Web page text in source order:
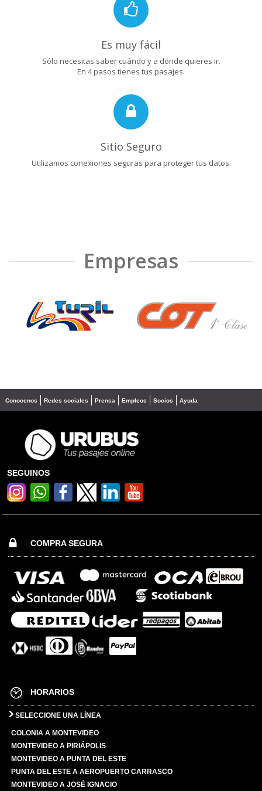
Es muy fácil
Sólo necesitas saber cuándo y a dónde quieres ir.
En 4 pasos tienes tus pasajes.
Sitio Seguro
Utilizamos conexiones seguras para proteger tus datos.
Empresas
❮ ❯
Conocenos Redes sociales Prensa Empleos Socios Ayuda
SEGUINOS
COMPRA SEGURA
HORARIOS
SELECCIONE UNA LÍNEA
COLONIA A MONTEVIDEO
MONTEVIDEO A PIRIÁPOLIS
MONTEVIDEO A PUNTA DEL ESTE
PUNTA DEL ESTE A AEROPUERTO CARRASCO
MONTEVIDEO A JOSÉ IGNACIO